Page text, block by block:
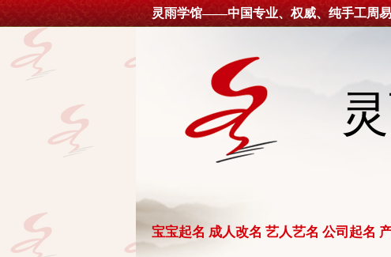
灵雨学馆——中国专业、权威、纯手工周
宝宝起名 成人改名 艺人艺名 公司起名